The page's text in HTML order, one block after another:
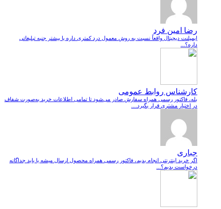
رضا امین فرد
ایمپلنت دیجیتال واقعاً نسبت به روش معمول درد کمتری داره یا بیشتر جنبه تبلیغاتی
داره؟...
کارشناس روابط عمومی
بله، فاکتور رسمی همراه سفارش صادر می‌شود تا تمامی اطلاعات خرید به‌صورت شفاف
در اختیار مشتری قرار بگیرد....
جباری
اگر خرید اینترنتی انجام بدیم، فاکتور رسمی همراه محصول ارسال میشه یا باید جداگانه
درخواست بدیم؟...